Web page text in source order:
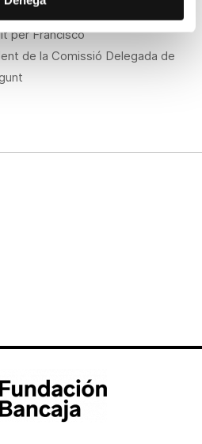
per Francisco
de la Comissió Delegada de